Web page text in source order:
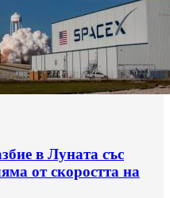
в Луната със
от скоростта на